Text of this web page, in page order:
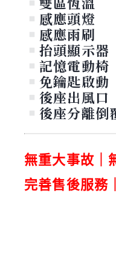
感應頭燈
感應雨刷
抬頭顯示器
記憶電動椅
免鑰匙啟動
後座出風口
後座分離倒
無重大事故 ｜
完善售後服務